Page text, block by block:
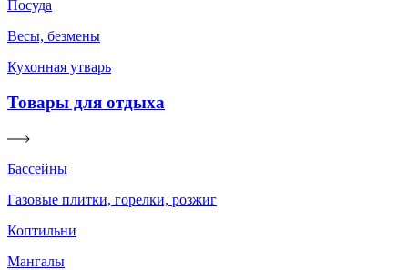
Посуда
Весы, безмены
Кухонная утварь
Товары для отдыха
Бассейны
Газовые плитки, горелки, розжиг
Коптильни
Мангалы